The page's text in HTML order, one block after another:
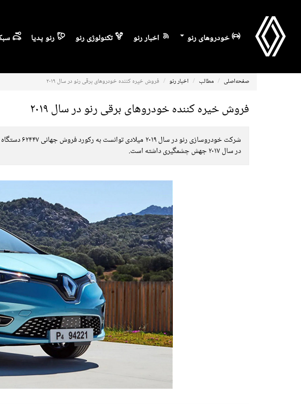
خودروهای رنو اخبار رنو تکنولوژی رنو رنو پدیا
صفحه‌اصلی مطالب اخبار رنو فروش خیره کننده خودروهای برقی رنو در سال ۲۰۱۹
فروش خیره کننده خودروهای برقی رنو در سال ۲۰۱۹
در سال ۲۰۱۷ جهش چشمگیری داشته است.